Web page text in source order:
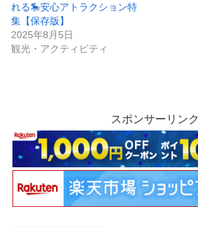
れる🎠安心アトラクション特
集【保存版】
2025年8月5日
観光・アクティビティ
スポンサーリンク